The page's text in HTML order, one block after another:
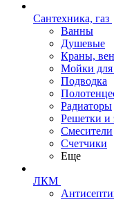
Сантехника, газ
Ванны
Душевые
Краны,
Мойки для
Подводка
Радиаторы
Решетки и
Смесители
Счетчики
Еще
ЛКМ